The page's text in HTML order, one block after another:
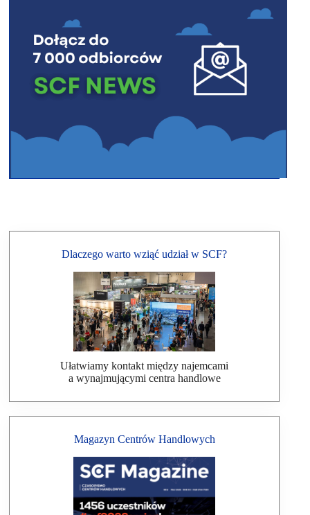
Dlaczego warto wziąć udział w SCF?
Ułatwiamy kontakt między najemcami
a wynajmującymi centra handlowe
Magazyn Centrów Handlowych